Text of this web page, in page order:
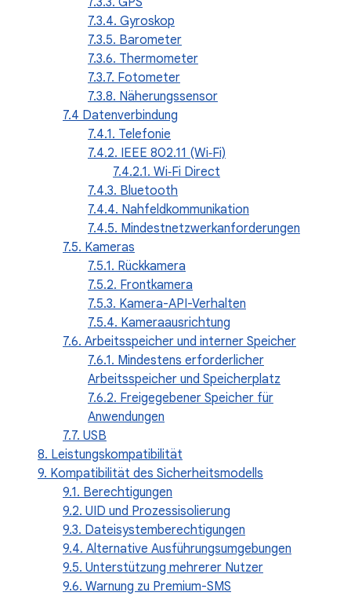
7.3.4. Gyroskop
7.3.5. Barometer
7.3.6. Thermometer
7.3.7. Fotometer
7.3.8. Näherungssensor
7.4 Datenverbindung
7.4.1. Telefonie
7.4.2. IEEE 802.11 (Wi‑Fi)
7.4.2.1. Wi‑Fi Direct
7.4.3. Bluetooth
7.4.4. Nahfeldkommunikation
7.4.5. Mindestnetzwerkanforderungen
7.5. Kameras
7.5.1. Rückkamera
7.5.2. Frontkamera
7.5.3. Kamera-API-Verhalten
7.5.4. Kameraausrichtung
7.6. Arbeitsspeicher und interner Speicher
7.6.1. Mindestens erforderlicher
Arbeitsspeicher und Speicherplatz
7.6.2. Freigegebener Speicher für
Anwendungen
7.7. USB
8. Leistungskompatibilität
9. Kompatibilität des Sicherheitsmodells
9.1. Berechtigungen
9.2. UID und Prozessisolierung
9.3. Dateisystemberechtigungen
9.4. Alternative Ausführungsumgebungen
9.5. Unterstützung mehrerer Nutzer
9.6. Warnung zu Premium-SMS